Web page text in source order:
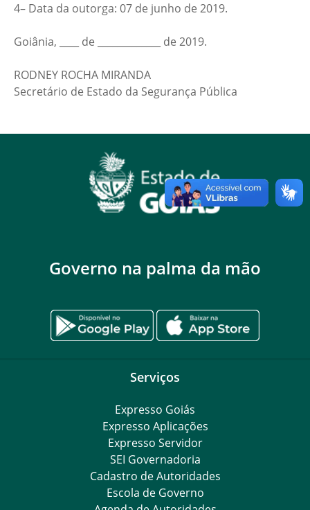
4– Data da outorga: 07 de junho de 2019.
Goiânia, ____ de _____________ de 2019.
RODNEY ROCHA MIRANDA
Secretário de Estado da Segurança Pública
Governo na palma da mão
Serviços
Expresso Goiás
Expresso Aplicações
Expresso Servidor
SEI Governadoria
Cadastro de Autoridades
Escola de Governo